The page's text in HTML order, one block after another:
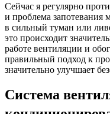
Сейчас я регулярно
и проблема запотевания
в сильный туман или
это происходит
работе вентиляции и
правильный подход к
значительно улучшает
Система